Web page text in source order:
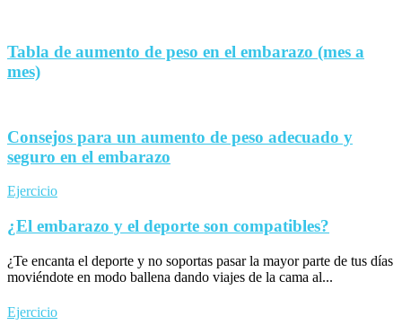
Tabla de aumento de peso en el embarazo (mes a
mes)
Consejos para un aumento de peso adecuado y
seguro en el embarazo
Ejercicio
¿El embarazo y el deporte son compatibles?
¿Te encanta el deporte y no soportas pasar la mayor parte de tus días
moviéndote en modo ballena dando viajes de la cama al...
Ejercicio